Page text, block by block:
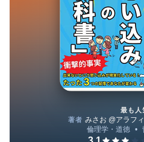
功哲学、成功法則、自己
科学的視点と精神的視点
る。人生をより良い方向
る。これまで延べ10000人
を行う。 【主な公演、セ
な成果を生み出す『ビジ
（小田急グループ） 「IT
るために知っておくべき3
最も人